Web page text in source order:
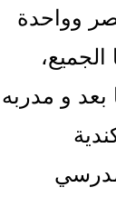
وواحدة
و مدربه